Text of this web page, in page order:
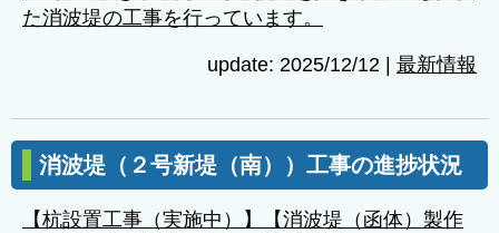
た消波堤の工事を行っています。
update: 2025/12/12 最新情報
消波堤（２号新堤（南））工事の進捗状況
【杭設置工事（実施中）】【消波堤（函体）製作